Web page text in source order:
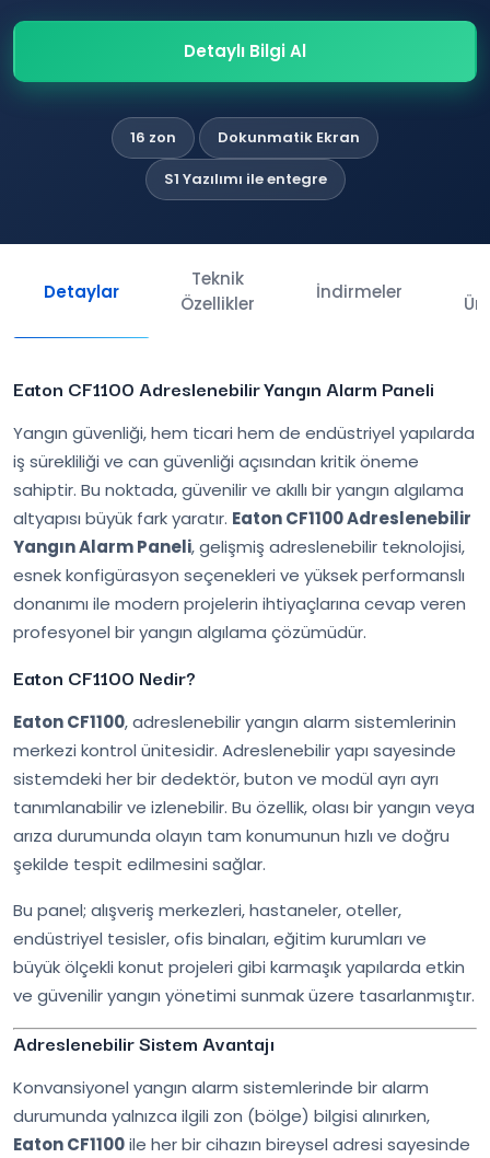
Detaylı Bilgi Al
16 zon
Dokunmatik Ekran
S1 Yazılımı ile entegre
Detaylar
Teknik
Özellikler
İndirmeler
Eaton CF1100 Adreslenebilir Yangın Alarm Paneli
Yangın güvenliği, hem ticari hem de endüstriyel yapılarda
iş sürekliliği ve can güvenliği açısından kritik öneme
sahiptir. Bu noktada, güvenilir ve akıllı bir yangın algılama
altyapısı büyük fark yaratır. EatonCF1100 Adreslenebilir
Yangın Alarm Paneli, gelişmiş adreslenebilir teknolojisi,
esnek konfigürasyon seçenekleri ve yüksek performanslı
donanımı ile modern projelerin ihtiyaçlarına cevap veren
profesyonel bir yangın algılama çözümüdür.
Eaton CF1100 Nedir?
Eaton CF1100, adreslenebilir yangın alarm sistemlerinin
merkezi kontrol ünitesidir. Adreslenebilir yapı sayesinde
sistemdeki her bir dedektör, buton ve modül ayrı ayrı
tanımlanabilir ve izlenebilir. Bu özellik, olası bir yangın veya
arıza durumunda olayın tam konumunun hızlı ve doğru
şekilde tespit edilmesini sağlar.
Bu panel; alışveriş merkezleri, hastaneler, oteller,
endüstriyel tesisler, ofis binaları, eğitim kurumları ve
büyük ölçekli konut projeleri gibi karmaşık yapılarda etkin
ve güvenilir yangın yönetimi sunmak üzere tasarlanmıştır.
Adreslenebilir Sistem Avantajı
Konvansiyonel yangın alarm sistemlerinde bir alarm
durumunda yalnızca ilgili zon (bölge) bilgisi alınırken,
Eaton CF1100ile her bir cihazın bireysel adresi sayesinde